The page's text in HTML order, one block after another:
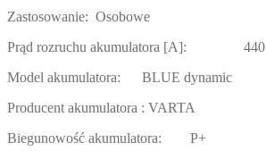
Zastosowanie: Osobowe
Prąd rozruchu akumulatora [A]: 440
Model akumulatora: BLUE dynamic
Producent akumulatora : VARTA
Biegunowość akumulatora: P+